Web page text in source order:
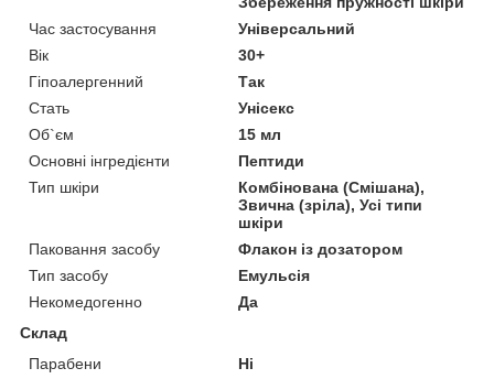
Час застосування
Універсальний
Вік
30+
Гіпоалергенний
Так
Стать
Унісекс
Об`єм
15 мл
Основні інгредієнти
Пептиди
Тип шкіри
Комбінована (Смішана),
Звична (зріла), Усі типи
шкіри
Паковання засобу
Флакон із дозатором
Тип засобу
Емульсія
Некомедогенно
Да
Склад
Парабени
Ні